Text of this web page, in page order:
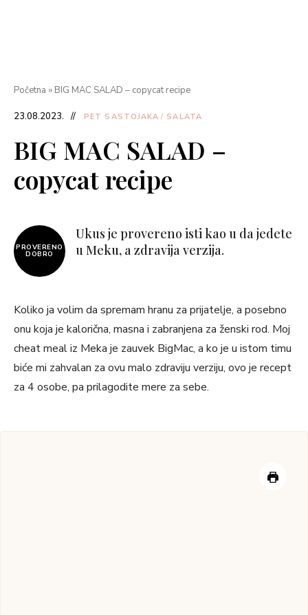
Početna » BIG MAC SALAD – copycat recipe
23.08.2023. PET SASTOJAKA / SALATA
BIG MAC SALAD –
copycat recipe
PROVERENO
DOBRO
Ukus je provereno isti kao u da jedete
u Meku, a zdravija verzija.
Koliko ja volim da spremam hranu za prijatelje, a posebno
onu koja je kalorična, masna i zabranjena za ženski rod. Moj
cheat meal iz Meka je zauvek BigMac, a ko je u istom timu
biće mi zahvalan za ovu malo zdraviju verziju, ovo je recept
za 4 osobe, pa prilagodite mere za sebe.